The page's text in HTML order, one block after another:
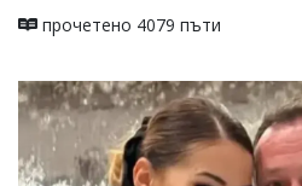
ни! прочетено 4079 пъти